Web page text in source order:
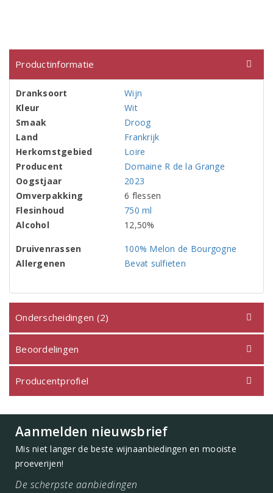
Productinformatie
Dranksoort
Wijn
Kleur
Wit
Smaak
Droog
Land
Frankrijk
Herkomstgebied
Loire
Producent
Domaine R de la Grange
Oogstjaar
2023
Omverpakking
6 flessen
Flesinhoud
750 ml
Alcohol
12,50%
Druivenrassen
100% Melon de Bourgogne
Allergenen
Bevat sulfieten
Onderscheidingen (2)
Beoordelingen
Producentprofiel
Aanmelden nieuwsbrief
Mis niet langer de beste wijnaanbiedingen en mooiste
proeverijen!
De scherpste aanbiedingen